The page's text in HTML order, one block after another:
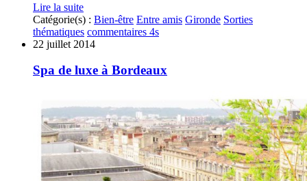
Lire la suite
Catégorie(s) : Bien-être Entre amis Gironde Sorties
thématiques commentaires 4s
22 juillet 2014
Spa de luxe à Bordeaux